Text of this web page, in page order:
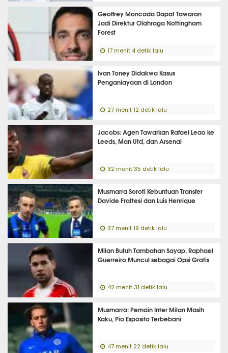
Geoffrey Moncada Dapat Tawaran
Jadi Direktur Olahraga Nottingham
Forest
17 menit 4 detik lalu
Ivan Toney Didakwa Kasus
Penganiayaan di London
27 menit 12 detik lalu
Jacobs: Agen Tawarkan Rafael Leao ke
Leeds, Man Utd, dan Arsenal
32 menit 35 detik lalu
Musmarra Soroti Kebuntuan Transfer
Davide Frattesi dan Luis Henrique
37 menit 19 detik lalu
Milan Butuh Tambahan Sayap, Raphael
Guerreiro Muncul sebagai Opsi Gratis
42 menit 31 detik lalu
Musmarra: Pemain Inter Milan Masih
Kaku, Pio Esposito Terbebani
47 menit 22 detik lalu